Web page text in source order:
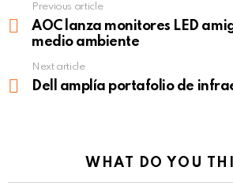
more
Previous article
AOC lanza monitores LED
medio ambiente
Next article
Dell amplía portafolio de
WHAT DO YOU